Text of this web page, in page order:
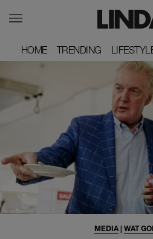
HOME
HOME TRENDING
TRENDING LIFESTYLE
MEDIA | WAT